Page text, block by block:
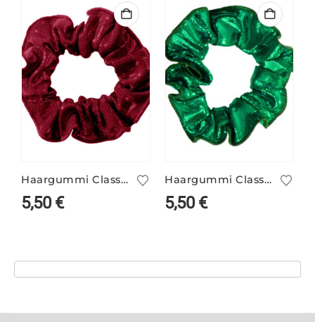
Haargummi Classic bordeaux
5,50€
Haargummi Classic grün
5,50€